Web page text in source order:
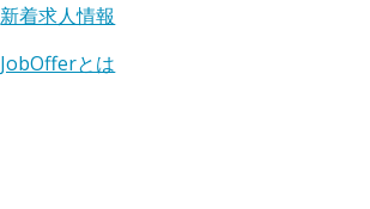
新着求人情報
JobOfferとは